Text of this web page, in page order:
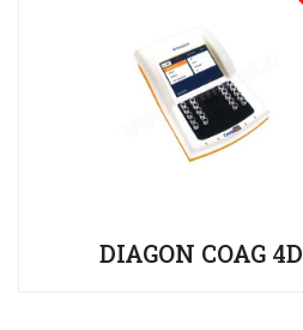
DIAGON COAG 4D